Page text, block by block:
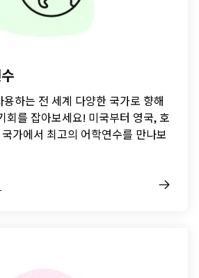
하는 전 세계 다양한 국가로 향해
회를 잡아보세요! 미국부터 영국, 호
가에서 최고의 어학연수를 만나보